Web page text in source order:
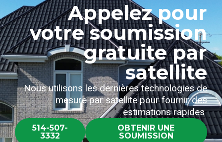
Appelez pour
votre soumission
gratuite par
satellite
Nous utilisons les dernières technologies de
mesure par satellite pour fournir des
estimations rapides
OBTENIR UNE
SOUMISSION
514-507-
3332